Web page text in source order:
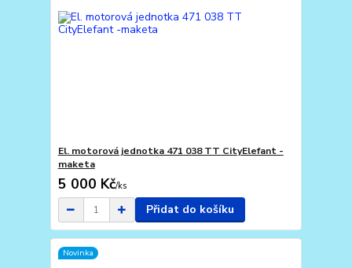
El. motorová jednotka 471 038 TT CityElefant -
maketa
5 000 Kč/ks
Přidat do košíku
Novinka